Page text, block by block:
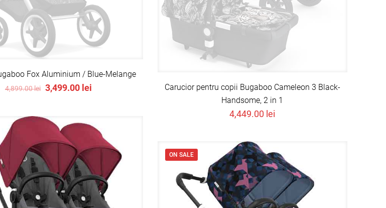
Fox Aluminium / Blue-Melange
4,899.00lei Original
4,899.00 lei.
3,499.00 leiCurrent
Carucior pentru copii Bugaboo Cameleon 3 Black-
Handsome, 2 in 1
4,449.00 lei
ON SALE